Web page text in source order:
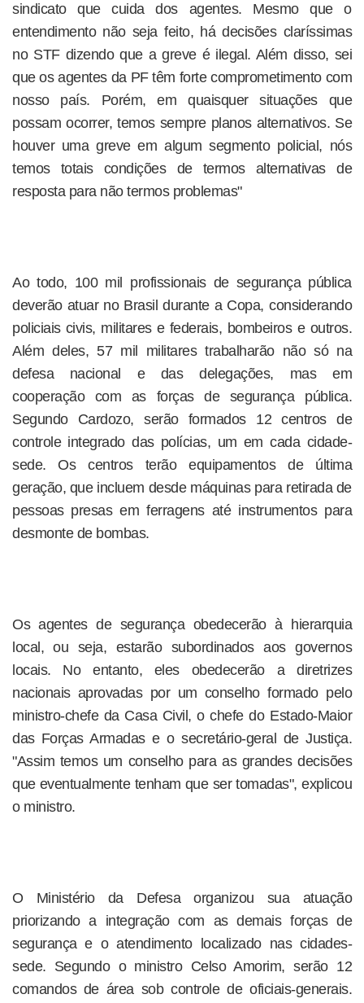
sindicato que cuida dos agentes. Mesmo que o
entendimento não seja feito, há decisões claríssimas
no STF dizendo que a greve é ilegal. Além disso, sei
que os agentes da PF têm forte comprometimento com
nosso país. Porém, em quaisquer situações que
possam ocorrer, temos sempre planos alternativos. Se
houver uma greve em algum segmento policial, nós
temos totais condições de termos alternativas de
resposta para não termos problemas"
Ao todo, 100 mil profissionais de segurança pública
deverão atuar no Brasil durante a Copa, considerando
policiais civis, militares e federais, bombeiros e outros.
Além deles, 57 mil militares trabalharão não só na
defesa nacional e das delegações, mas em
cooperação com as forças de segurança pública.
Segundo Cardozo, serão formados 12 centros de
controle integrado das polícias, um em cada cidade-
sede. Os centros terão equipamentos de última
geração, que incluem desde máquinas para retirada de
pessoas presas em ferragens até instrumentos para
desmonte de bombas.
Os agentes de segurança obedecerão à hierarquia
local, ou seja, estarão subordinados aos governos
locais. No entanto, eles obedecerão a diretrizes
nacionais aprovadas por um conselho formado pelo
ministro-chefe da Casa Civil, o chefe do Estado-Maior
das Forças Armadas e o secretário-geral de Justiça.
"Assim temos um conselho para as grandes decisões
que eventualmente tenham que ser tomadas", explicou
o ministro.
O Ministério da Defesa organizou sua atuação
priorizando a integração com as demais forças de
segurança e o atendimento localizado nas cidades-
sede. Segundo o ministro Celso Amorim, serão 12
comandos de área sob controle de oficiais-generais.